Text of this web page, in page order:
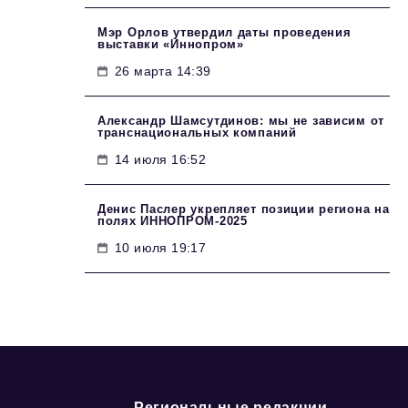
Мэр Орлов утвердил даты проведения
выставки «Иннопром»
26 марта 14:39
Александр Шамсутдинов: мы не зависим от
транснациональных компаний
14 июля 16:52
Денис Паслер укрепляет позиции региона на
полях ИННОПРОМ-2025
10 июля 19:17